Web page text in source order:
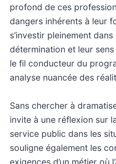
profond de ces
dangers inhérents à leur
s’investir pleinement
détermination et leur
le fil conducteur du
analyse nuancée des
Sans chercher à
invite à une réflexion sur
service public dans les
souligne également les
exigences d’un métier où